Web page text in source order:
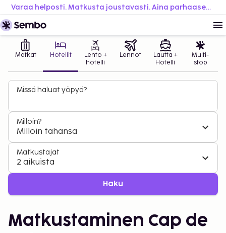
Varaa helposti. Matkusta joustavasti. Aina parhaaseen hintaan.
Matkat Hotellit
Lento +
hotelli
Lennot
Lautta +
Hotelli
Multi-
stop
Missä haluat yöpyä?
Milloin?
Milloin tahansa
Matkustajat
2 aikuista
Haku
Matkustaminen Cap de